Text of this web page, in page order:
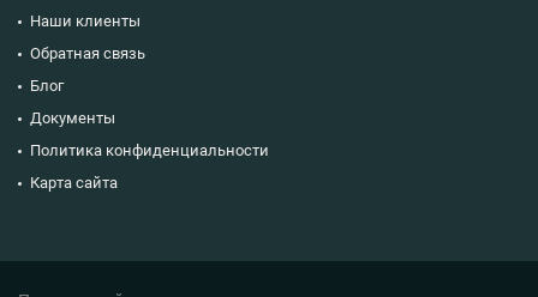
Наши клиенты
Обратная связь
Блог
Документы
Политика конфиденциальности
Карта сайта